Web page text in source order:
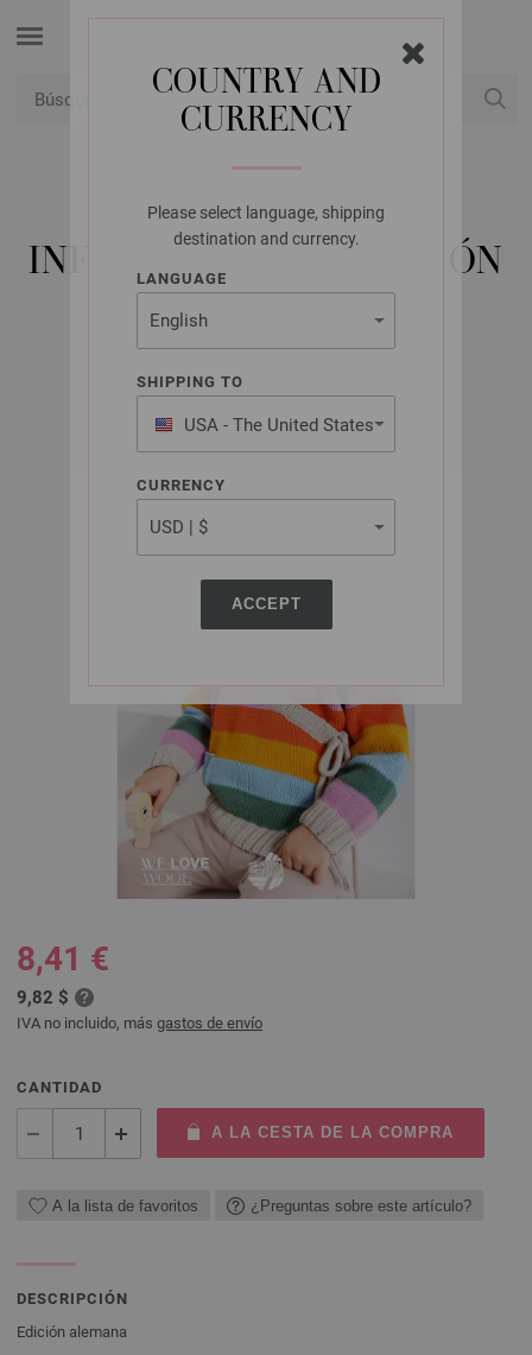
COUNTRY AND
CURRENCY
Please select language, shipping
destination and currency.
LANGUAGE
SHIPPING TO
USA - The United States
of America
CURRENCY
ACCEPT
LANA GROSSA
INFANTI NO. 20 - EDICIÓN
ALEMANA
All Seasons 2023
8,41 €
9,82 $
IVA no incluido, más gastos de envío
CANTIDAD
A LA CESTA DE LA COMPRA
A la lista de favoritos ¿Preguntas sobre este artículo?
DESCRIPCIÓN
Edición alemana